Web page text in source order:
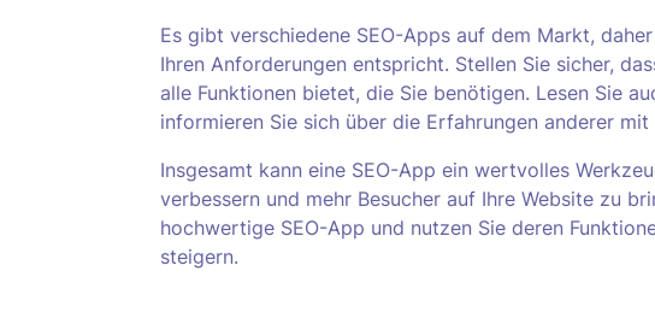
Es gibt verschiedene SEO-Apps auf dem Markt,
Ihren Anforderungen entspricht. Stellen Sie sicher,
alle Funktionen bietet, die Sie benötigen. Lesen Sie
informieren Sie sich über die Erfahrungen anderer mit
Insgesamt kann eine SEO-App ein wertvolles
verbessern und mehr Besucher auf Ihre Website zu
hochwertige SEO-App und nutzen Sie deren
steigern.